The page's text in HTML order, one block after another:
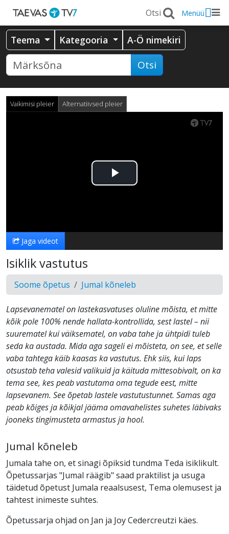
Menüü
Teema Kategooria A-Ö nimekiri
Otsi
Vaikimisi pleier Alternatiivsed pleier
Esita
Jaga videot
Isiklik vastutus
Soome õpetus Jumal kõneleb
Lapsevanematel on lastekasvatuses oluline mõista, et mitte
kõik pole 100% nende hallata-kontrollida, sest lastel – nii
suurematel kui väiksematel, on vaba tahe ja ühtpidi tuleb
seda ka austada. Mida aga sageli ei mõisteta, on see, et selle
vaba tahtega käib kaasas ka vastutus. Ehk siis, kui laps
otsustab teha valesid valikuid ja käituda mittesobivalt, on ka
tema see, kes peab vastutama oma tegude eest, mitte
lapsevanem. See õpetab lastele vastutustunnet. Samas aga
peab kõiges ja kõikjal jääma omavahelistes suhetes läbivaks
jooneks tingimusteta armastus ja hool.
Jumal kõneleb
Jumala tahe on, et sinagi õpiksid tundma Teda isiklikult.
Õpetussarjas "Jumal räägib" saad praktilist ja usuga
täidetud õpetust Jumala reaalsusest, Tema olemusest ja
tahtest inimeste suhtes.
Õpetussarja ohjad on Jan ja Joy Cedercreutzi käes.